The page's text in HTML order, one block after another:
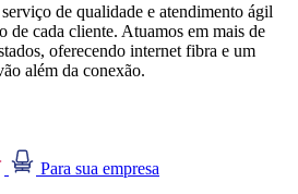
de qualidade e atendimento ágil
de cada cliente. Atuamos em mais de
oferecendo internet fibra e um
além da conexão.
Para sua empresa